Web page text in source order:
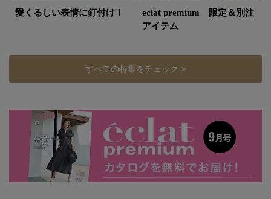
愛くるしい表情に釘付け！
eclat premium 限定＆別注
アイテム
すべての特集をチェック >